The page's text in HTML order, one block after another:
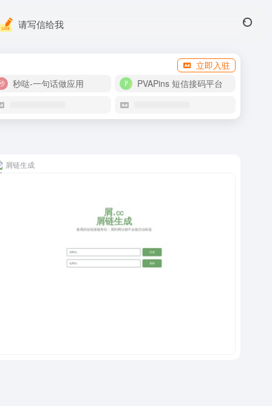
请写信给我
立即入驻
秒哒-一句话做应用
PVAPins 短信接码平台
屑链生成